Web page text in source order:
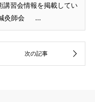
講習会情報を掲載してい
鍼灸師会 ...